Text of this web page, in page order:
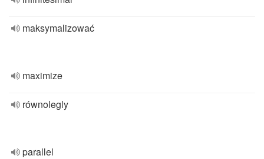
maksymalizować
maximize
równolegly
parallel